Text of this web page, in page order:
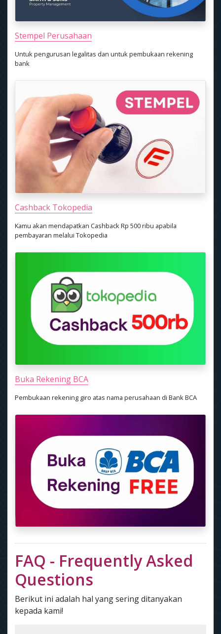
Stempel Perusahaan
Untuk pengurusan legalitas dan untuk pembukaan rekening
bank
Cashback Tokopedia
Kamu akan mendapatkan Cashback Rp 500 ribu apabila
pembayaran melalui Tokopedia
Buka Rekening BCA
Pembukaan rekening giro atas nama perusahaan di Bank BCA
FAQ - Frequently Asked
Questions
Berikut ini adalah hal yang sering ditanyakan
kepada kami!